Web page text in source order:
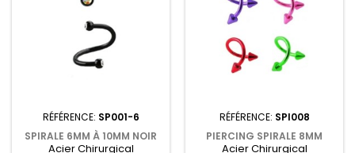
RÉFÉRENCE: SP001-6
SPIRALE 6MM À 10MM NOIR
BOULES AVEC CRISTAL
Acier Chirurgical
RÉFÉRENCE: SPI008
PIERCING SPIRALE 8MM
COULEURS ACIDULÉES
Acier Chirurgical